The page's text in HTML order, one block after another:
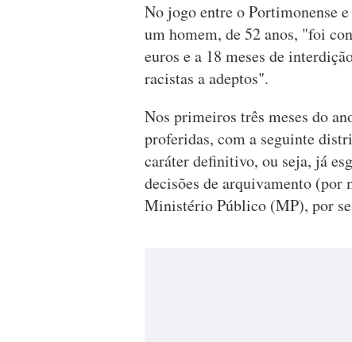
No jogo entre o Portimonense
um homem, de 52 anos, "foi
euros e a 18 meses de
racistas a adeptos".
Nos primeiros três meses do
proferidas, com a seguinte
caráter definitivo, ou seja, já
decisões de arquivamento (por
Ministério Público (MP), por